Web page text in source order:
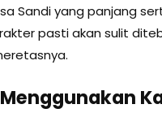
Sandi yang panjang
pasti akan sulit